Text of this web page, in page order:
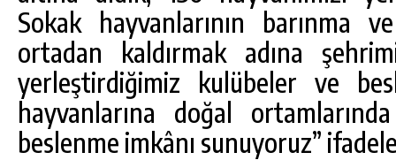
Sokak hayvanlarının barınma
ortadan kaldırmak adına
yerleştirdiğimiz kulübeler ve
hayvanlarına doğal
beslenme imkânı sunuyoruz”